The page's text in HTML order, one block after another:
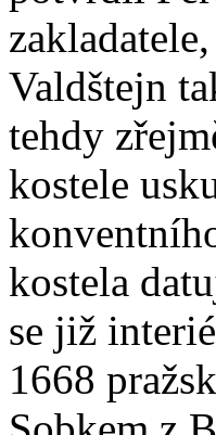
Valdštejn
tehdy
kostele
kostela
se již
1668